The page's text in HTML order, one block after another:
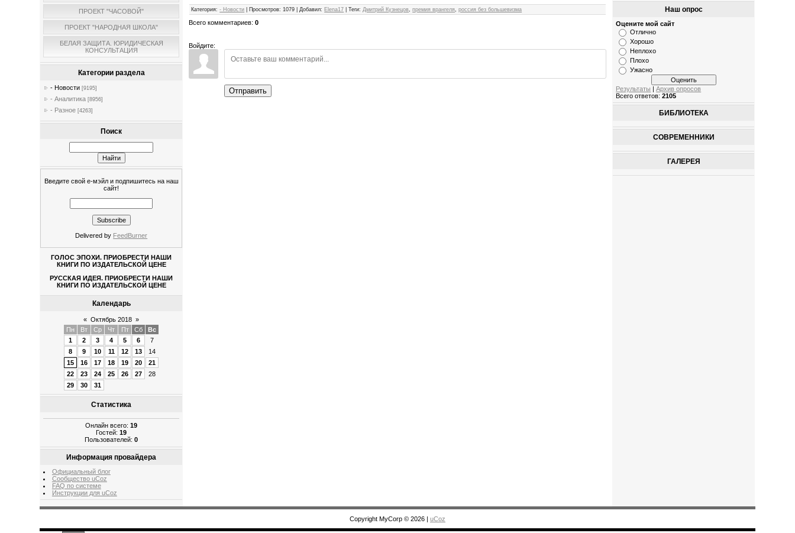
ПРОЕКТ "ЧАСОВОЙ"
ПРОЕКТ "НАРОДНАЯ ШКОЛА"
БЕЛАЯ ЗАЩИТА. ЮРИДИЧЕСКАЯ
КОНСУЛЬТАЦИЯ
Категории раздела
- Новости [9195]
- Аналитика [8956]
- Разное [4263]
Поиск
Введите свой е-мэйл и подпишитесь на наш
сайт!
Delivered by FeedBurner
ГОЛОС ЭПОХИ. ПРИОБРЕСТИ НАШИ
КНИГИ ПО ИЗДАТЕЛЬСКОЙ ЦЕНЕ
РУССКАЯ ИДЕЯ. ПРИОБРЕСТИ НАШИ
КНИГИ ПО ИЗДАТЕЛЬСКОЙ ЦЕНЕ
Календарь
« Октябрь 2018 »
Пн
Вт Ср Чт Пт Сб
Вс
1
2 3 4 5 6
7
8
9 10 11 12 13
14
15
16 17 18 19 20
21
22
23 24 25 26 27
28
29
30 31
Статистика
Онлайн всего:19
Гостей:19
Пользователей:0
Информация провайдера
Официальный блог
Сообщество uCoz
FAQ по системе
Инструкции для uCoz
Категория: - Новости Просмотров: 1079 |Добавил: Elena17 |Теги: Дмитрий Кузнецов,премия врангеля,россия без большевизма
Всего комментариев:0
Войдите:
Отправить
Наш опрос
Оцените мой сайт
Отлично
Хорошо
Неплохо
Плохо
Ужасно
Результаты |Архив опросов
Всего ответов:2105
БИБЛИОТЕКА
СОВРЕМЕННИКИ
ГАЛЕРЕЯ
Copyright MyCorp © 2026 uCoz